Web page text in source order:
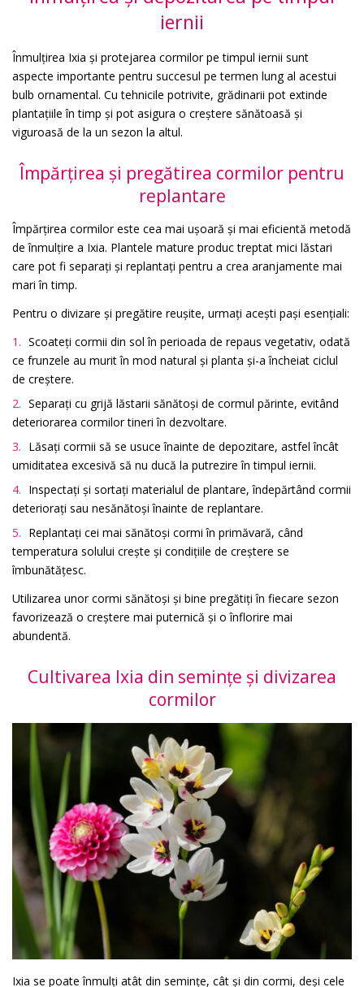
iernii
Înmulțirea Ixia și protejarea cormilor pe timpul iernii sunt
aspecte importante pentru succesul pe termen lung al acestui
bulb ornamental. Cu tehnicile potrivite, grădinarii pot extinde
plantațiile în timp și pot asigura o creștere sănătoasă și
viguroasă de la un sezon la altul.
Împărțirea și pregătirea cormilor pentru
replantare
Împărțirea cormilor este cea mai ușoară și mai eficientă metodă
de înmulțire a Ixia. Plantele mature produc treptat mici lăstari
care pot fi separați și replantați pentru a crea aranjamente mai
mari în timp.
Pentru o divizare și pregătire reușite, urmați acești pași esențiali:
Scoateți cormii din sol în perioada de repaus vegetativ, odată
ce frunzele au murit în mod natural și planta și-a încheiat ciclul
de creștere.
Separați cu grijă lăstarii sănătoși de cormul părinte, evitând
deteriorarea cormilor tineri în dezvoltare.
Lăsați cormii să se usuce înainte de depozitare, astfel încât
umiditatea excesivă să nu ducă la putrezire în timpul iernii.
Inspectați și sortați materialul de plantare, îndepărtând cormii
deteriorați sau nesănătoși înainte de replantare.
Replantați cei mai sănătoși cormi în primăvară, când
temperatura solului crește și condițiile de creștere se
îmbunătățesc.
Utilizarea unor cormi sănătoși și bine pregătiți în fiecare sezon
favorizează o creștere mai puternică și o înflorire mai
abundentă.
Cultivarea Ixia din semințe și divizarea
cormilor
Ixia se poate înmulți atât din semințe, cât și din cormi, deși cele